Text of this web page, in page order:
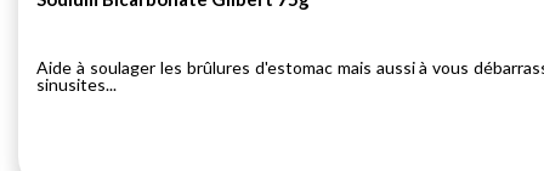
Aide à soulager les brûlures d'estomac mais aussi à vous
sinusites...